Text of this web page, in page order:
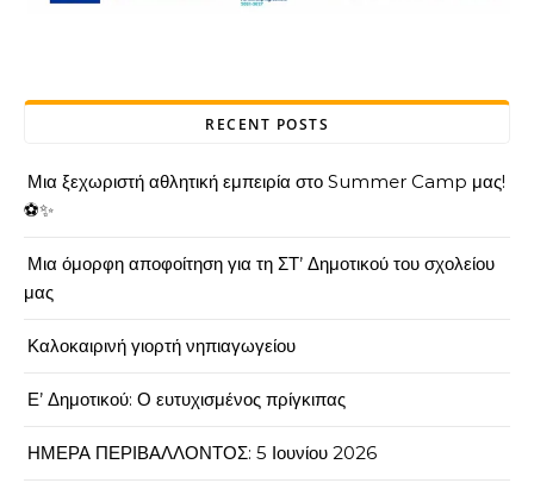
RECENT POSTS
Μια ξεχωριστή αθλητική εμπειρία στο Summer Camp μας!
⚽✨
Μια όμορφη αποφοίτηση για τη ΣΤ’ Δημοτικού του σχολείου
μας
Καλοκαιρινή γιορτή νηπιαγωγείου
Ε’ Δημοτικού: Ο ευτυχισμένος πρίγκιπας
ΗΜΕΡΑ ΠΕΡΙΒΑΛΛΟΝΤΟΣ: 5 Ιουνίου 2026